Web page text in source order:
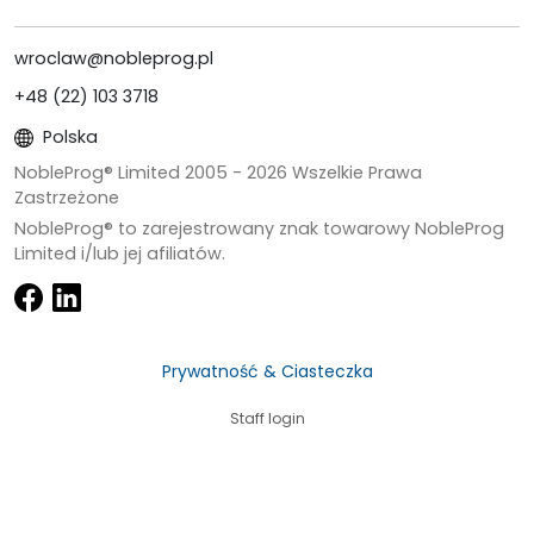
wroclaw@nobleprog.pl
+48 (22) 103 3718
Polska
NobleProg® Limited 2005 - 2026 Wszelkie Prawa
Zastrzeżone
NobleProg® to zarejestrowany znak towarowy NobleProg
Limited i/lub jej afiliatów.
Prywatność & Ciasteczka
Staff login